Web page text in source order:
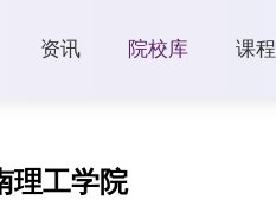
资讯 院校库 课程
理工学院